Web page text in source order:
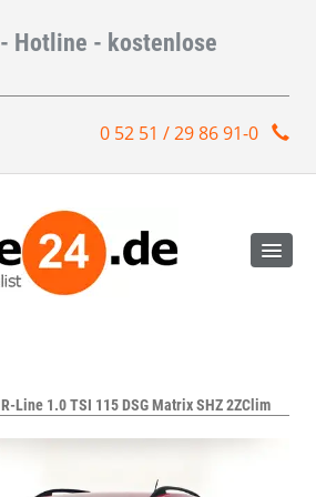
- Hotline - kostenlose
0 52 51 / 29 86 91-0
R-Line 1.0 TSI 115 DSG Matrix SHZ 2ZClim